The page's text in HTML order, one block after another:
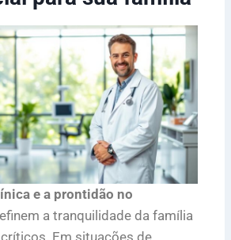
e a prontidão no
a tranquilidade da família